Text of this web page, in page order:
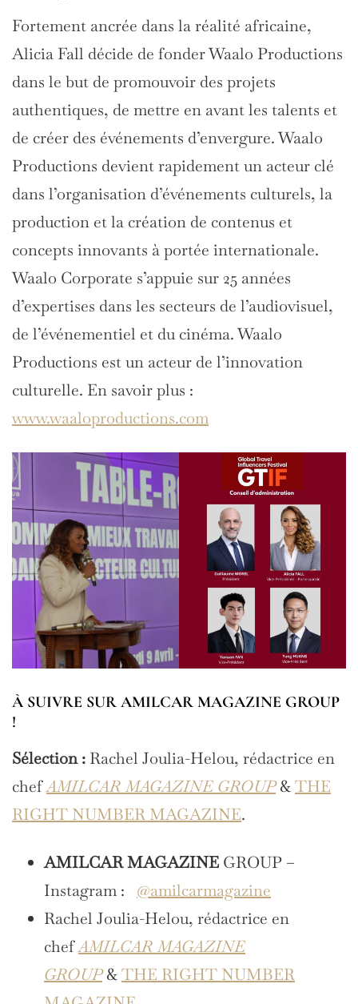
Fortement ancrée dans la réalité africaine,
Alicia Fall décide de fonder Waalo Productions
dans le but de promouvoir des projets
authentiques, de mettre en avant les talents et
de créer des événements d’envergure. Waalo
Productions devient rapidement un acteur clé
dans l’organisation d’événements culturels, la
production et la création de contenus et
concepts innovants à portée internationale.
Waalo Corporate s’appuie sur 25 années
d’expertises dans les secteurs de l’audiovisuel,
de l’événementiel et du cinéma. Waalo
Productions est un acteur de l’innovation
culturelle. En savoir plus :
www.waaloproductions.com
À SUIVRE SUR AMILCAR MAGAZINE GROUP
!
Sélection : Rachel Joulia-Helou, rédactrice en
chefAMILCAR MAGAZINE GROUP&THE
RIGHT NUMBER MAGAZINE.
AMILCAR MAGAZINE GROUP –
Instagram : @amilcarmagazine
Rachel Joulia-Helou, rédactrice en
chefAMILCAR MAGAZINE
GROUP&THE RIGHT NUMBER